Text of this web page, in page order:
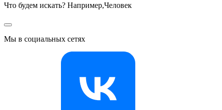
Что будем искать? Например,Человек
Мы в социальных сетях